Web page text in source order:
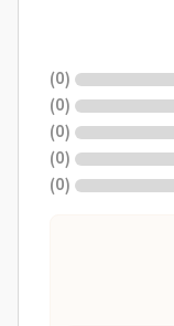
(
0
)
(
0
)
(
0
)
(
0
)
(
0
)